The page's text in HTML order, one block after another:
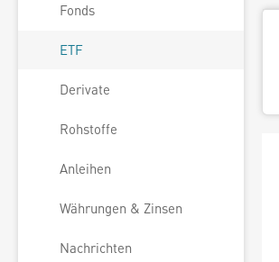
Fonds
ETF
Derivate
Rohstoffe
Anleihen
Währungen & Zinsen
Nachrichten